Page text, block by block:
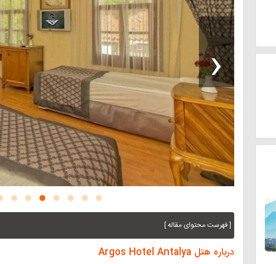
‹
[ فهرست محتوای مقاله ]
درباره هتل Argos Hotel Antalya